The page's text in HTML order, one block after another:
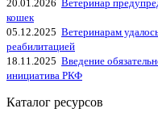
20.01.2026 Ветеринар
кошек
05.12.2025 Ветеринарам
реабилитацией
18.11.2025 Введение
инициатива РКФ
Каталог ресурсов